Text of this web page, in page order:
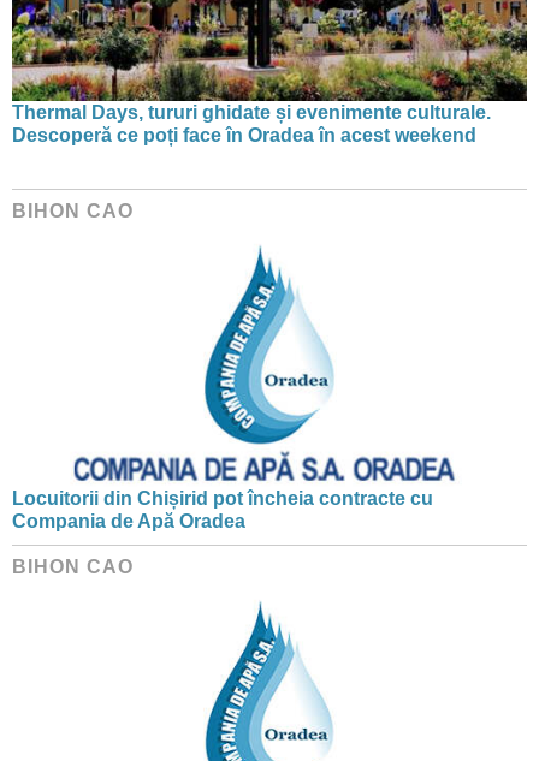
Thermal Days, tururi ghidate și evenimente culturale.
Descoperă ce poți face în Oradea în acest weekend
BIHON CAO
Locuitorii din Chișirid pot încheia contracte cu
Compania de Apă Oradea
BIHON CAO